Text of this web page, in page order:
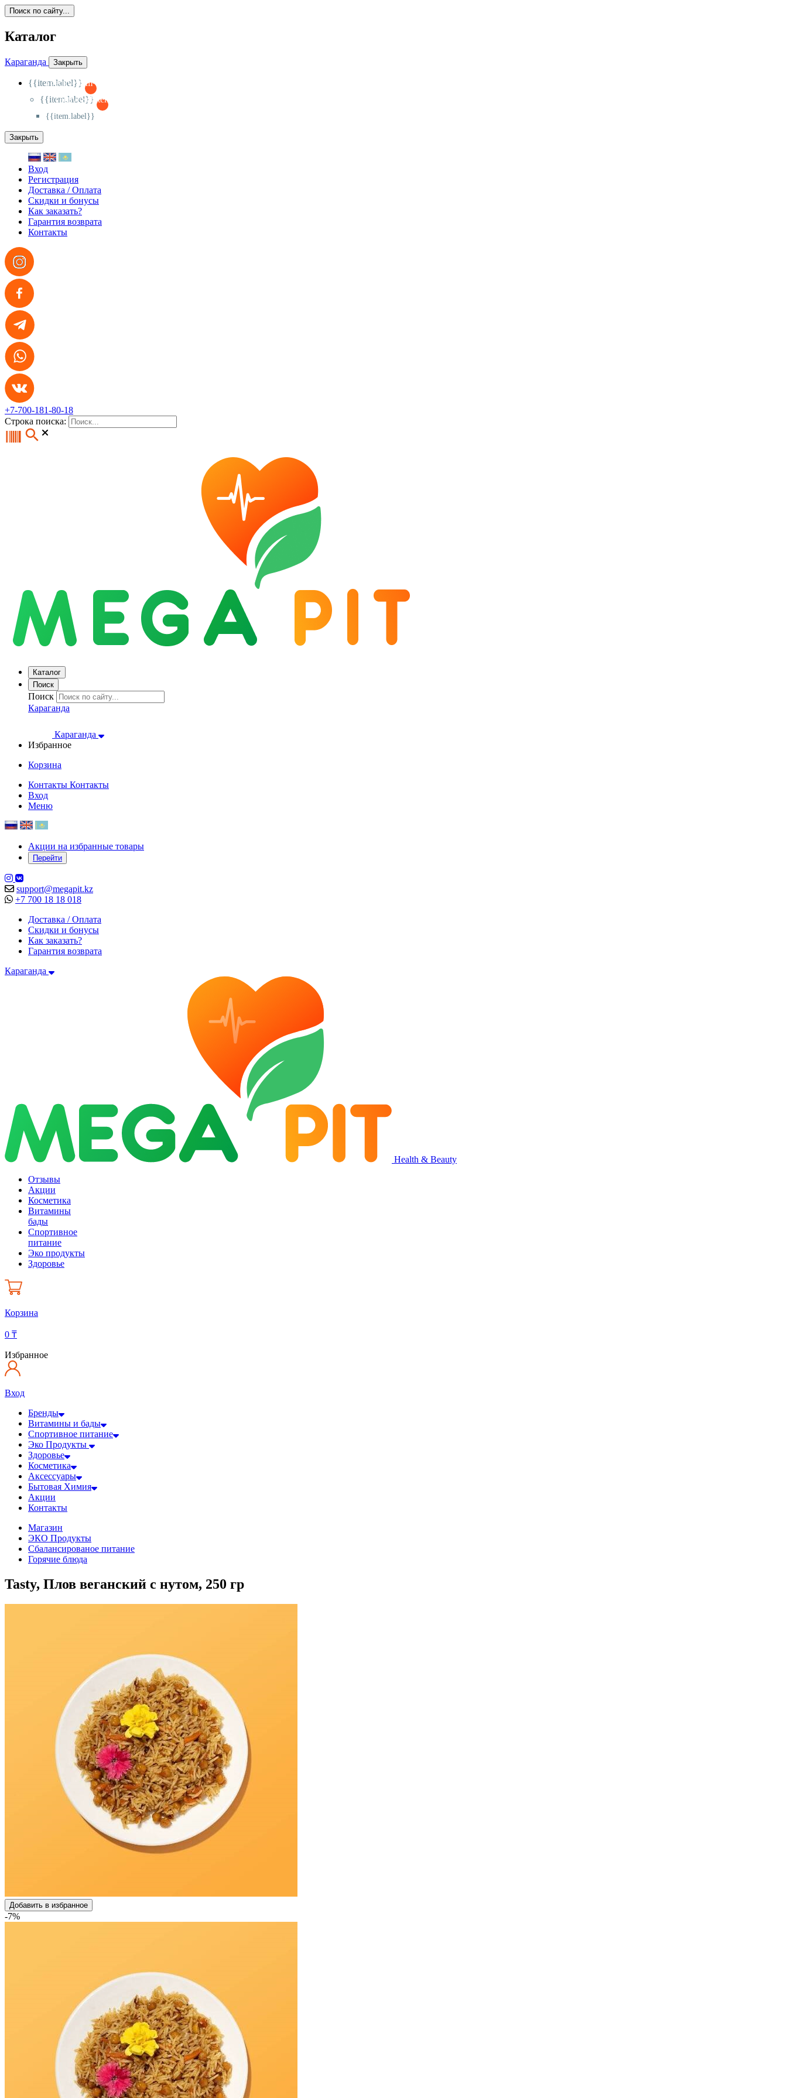
Поиск по сайту...
Каталог
Караганда Закрыть
{{item.label}}
{{activeItem==item.id?'-
{{item.label}}
{{activeSubitem==item.id?'-
{{item.label}}
Закрыть
Вход
Регистрация
Доставка / Оплата
Скидки и бонусы
Как заказать?
Гарантия возврата
Контакты
+7-700-181-80-18
Строка поиска:
Каталог
Поиск
Поиск
Караганда
Караганда
Избранное
Корзина
Контакты Контакты
Вход
Меню
Акции на избранные товары
Перейти
support@megapit.kz
+7 700 18 18 018
Доставка / Оплата
Скидки и бонусы
Как заказать?
Гарантия возврата
Караганда
Health & Beauty
Отзывы
Акции
Косметика
Витамины
бады
Спортивное
питание
Эко продукты
Здоровье
Корзина
0 ₸
Избранное
Вход
Бренды
Витамины и бады
Спортивное питание
Эко Продукты
Здоровье
Косметика
Аксессуары
Бытовая Химия
Акции
Контакты
Магазин
ЭКО Продукты
Сбалансированое питание
Горячие блюда
Tasty, Плов веганский с нутом, 250 гр
Добавить в избранное
-7%